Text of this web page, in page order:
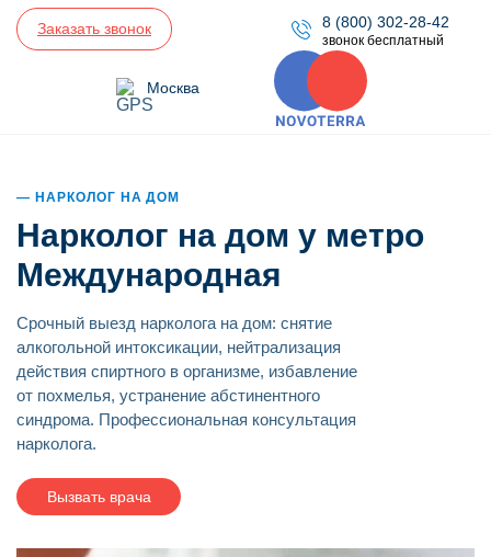
8 (800) 302-28-42
звонок бесплатный
Заказать звонок
Москва
НАРКОЛОГ НА ДОМ
Нарколог на дом у метро
Международная
Срочный выезд нарколога на дом: снятие
алкогольной интоксикации, нейтрализация
действия спиртного в организме, избавление
от похмелья, устранение абстинентного
синдрома. Профессиональная консультация
нарколога.
Вызвать врача